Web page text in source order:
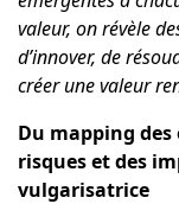
valeur, on révèle
d’innover, de
créer une valeur
Du mapping
risques et des
vulgarisatrice